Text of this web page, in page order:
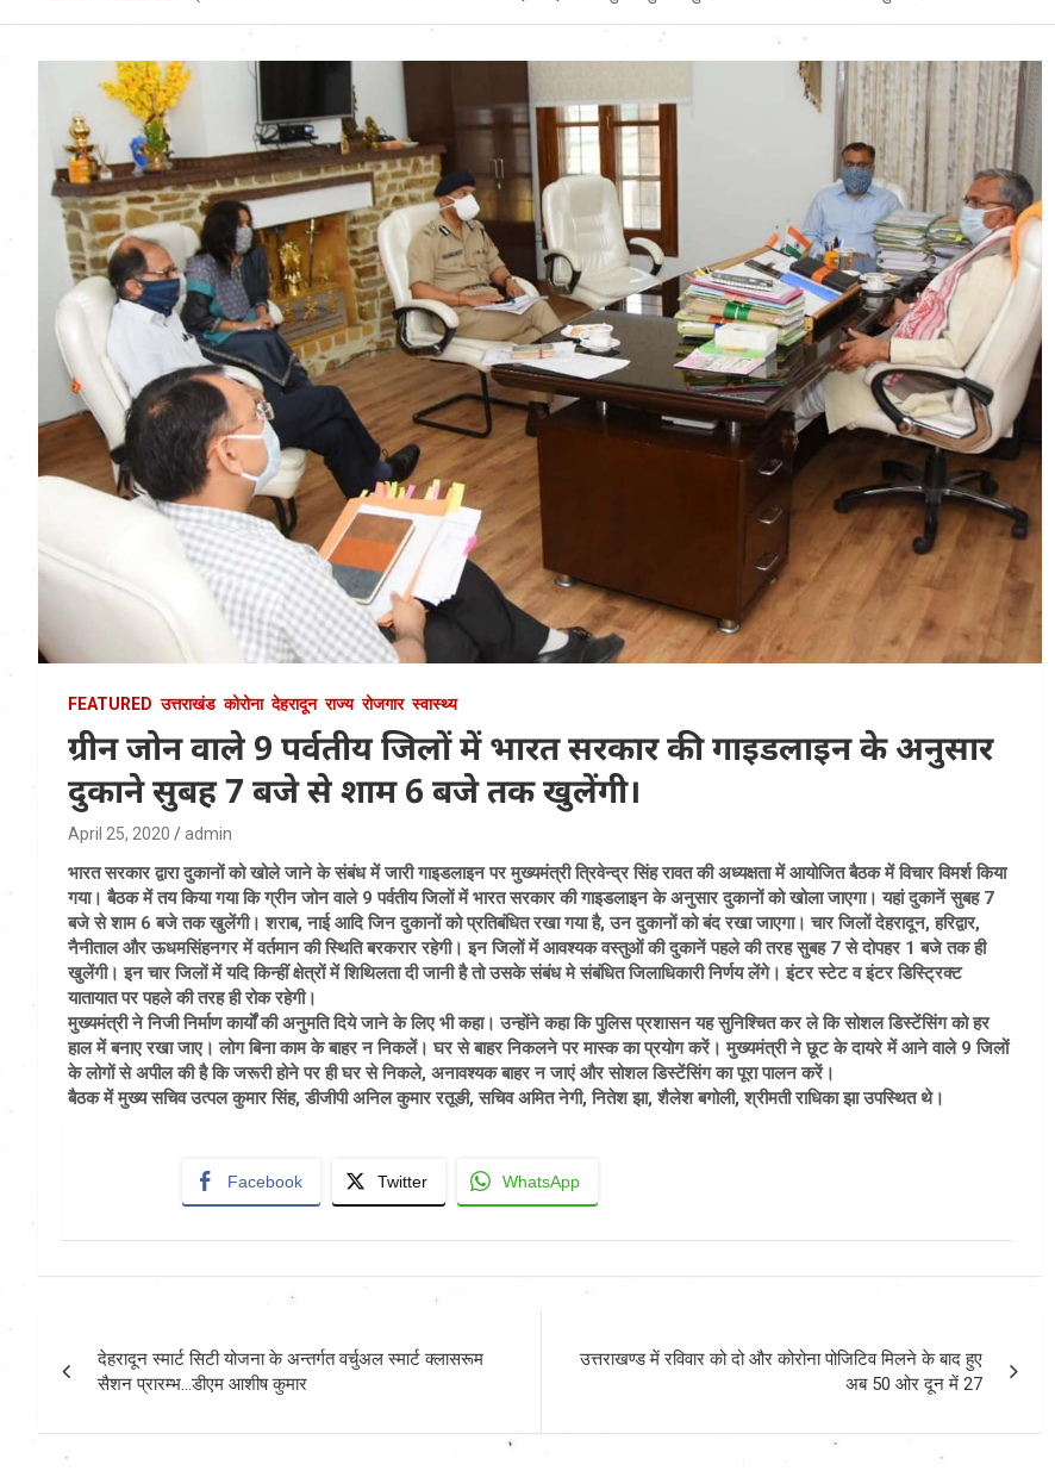
Uttarakhand News in
Hindi
FEATURED उत्तराखंड कोरोना देहरादून राज्य रोजगार स्वास्थ्य
ग्रीन जोन वाले 9 पर्वतीय जिलों में भारत सरकार की गाइडलाइन के अनुसार
दुकाने सुबह 7 बजे से शाम 6 बजे तक खुलेंगी।
April 25, 2020 admin
भारत सरकार द्वारा दुकानों को खोले जाने के संबंध में जारी गाइडलाइन पर मुख्यमंत्री त्रिवेन्द्र सिंह रावत की अध्यक्षता में आयोजित बैठक में विचार विमर्श किया
गया। बैठक में तय किया गया कि ग्रीन जोन वाले 9 पर्वतीय जिलों में भारत सरकार की गाइडलाइन के अनुसार दुकानों को खोला जाएगा। यहां दुकानें सुबह 7
बजे से शाम 6 बजे तक खुलेंगी। शराब, नाई आदि जिन दुकानों को प्रतिबंधित रखा गया है, उन दुकानों को बंद रखा जाएगा। चार जिलों देहरादून, हरिद्वार,
नैनीताल और ऊधमसिंहनगर में वर्तमान की स्थिति बरकरार रहेगी। इन जिलों में आवश्यक वस्तुओं की दुकानें पहले की तरह सुबह 7 से दोपहर 1 बजे तक ही
खुलेंगी। इन चार जिलों में यदि किन्हीं क्षेत्रों में शिथिलता दी जानी है तो उसके संबंध मे संबंधित जिलाधिकारी निर्णय लेंगे। इंटर स्टेट व इंटर डिस्ट्रिक्ट
यातायात पर पहले की तरह ही रोक रहेगी।
मुख्यमंत्री ने निजी निर्माण कार्यों की अनुमति दिये जाने के लिए भी कहा। उन्होंने कहा कि पुलिस प्रशासन यह सुनिश्चित कर ले कि सोशल डिस्टेंसिंग को हर
हाल में बनाए रखा जाए। लोग बिना काम के बाहर न निकलें। घर से बाहर निकलने पर मास्क का प्रयोग करें। मुख्यमंत्री ने छूट के दायरे में आने वाले 9 जिलों
के लोगों से अपील की है कि जरूरी होने पर ही घर से निकले, अनावश्यक बाहर न जाएं और सोशल डिस्टेंसिंग का पूरा पालन करें।
बैठक में मुख्य सचिव उत्पल कुमार सिंह, डीजीपी अनिल कुमार रतूङी, सचिव अमित नेगी, नितेश झा, शैलेश बगोली, श्रीमती राधिका झा उपस्थित थे।
Facebook Twitter WhatsApp
Post
navigation
देहरादून स्मार्ट सिटी योजना के अन्तर्गत वर्चुअल स्मार्ट क्लासरूम
सैशन प्रारम्भ…डीएम आशीष कुमार
उत्तराखण्ड में रविवार को दो और कोरोना पोजिटिव मिलने के बाद हुए
अब 50 ओर दून में 27